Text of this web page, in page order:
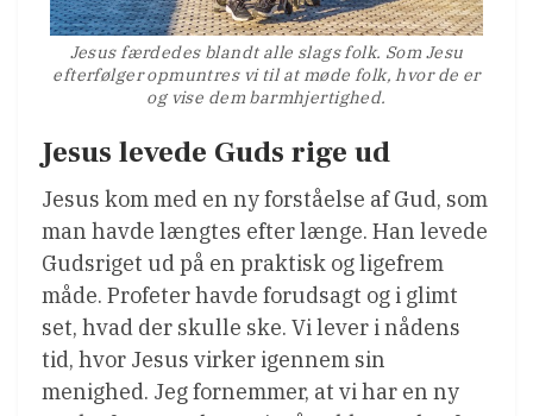
Jesus færdedes blandt alle slags folk. Som Jesu
efterfølger opmuntres vi til at møde folk, hvor de er
og vise dem barmhjertighed.
Jesus levede Guds rige ud
Jesus kom med en ny forståelse af Gud, som
man havde længtes efter længe. Han levede
Gudsriget ud på en praktisk og ligefrem
måde. Profeter havde forudsagt og i glimt
set, hvad der skulle ske. Vi lever i nådens
tid, hvor Jesus virker igennem sin
menighed. Jeg fornemmer, at vi har en ny